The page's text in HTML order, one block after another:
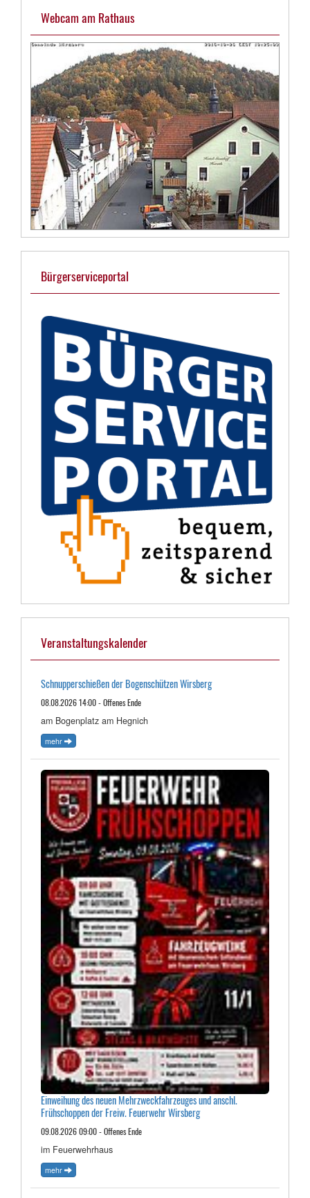
Webcam am Rathaus
Bürgerserviceportal
Veranstaltungskalender
Schnupperschießen der Bogenschützen Wirsberg
08.08.2026 14:00 - Offenes Ende
am Bogenplatz am Hegnich
mehr
Einweihung des neuen Mehrzweckfahrzeuges und anschl.
Frühschoppen der Freiw. Feuerwehr Wirsberg
09.08.2026 09:00 - Offenes Ende
im Feuerwehrhaus
mehr